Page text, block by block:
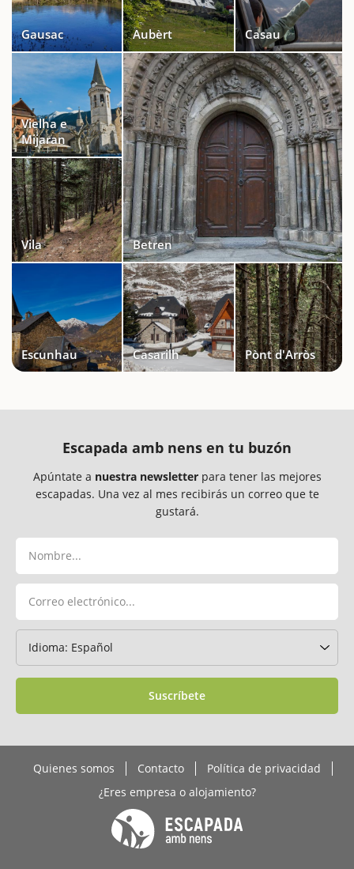
Gausac Aubèrt Casau
Vielha e
Mijaran
Vila Betren
Escunhau Casarilh Pònt d'Arròs
Escapada amb nens en tu buzón
Apúntate a nuestra newsletterpara tener las mejores
escapadas. Una vez al mes recibirás un correo que te
gustará.
Suscríbete
Quienes somos Contacto
Política de privacidad
¿Eres empresa o alojamiento?